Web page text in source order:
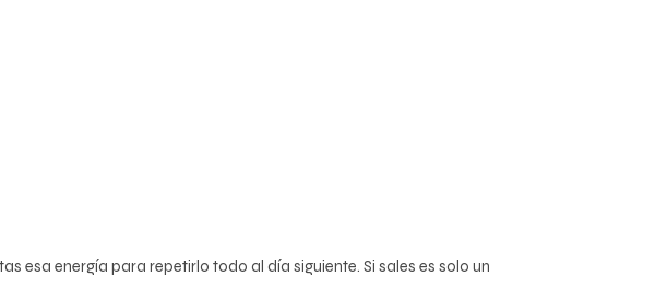
esa energía para repetirlo todo al día siguiente. Si sales es solo un